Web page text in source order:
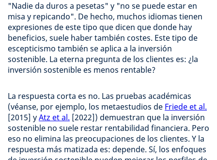
"Nadie da duros a pesetas" y "no se puede estar en
misa y repicando". De hecho, muchos idiomas tienen
expresiones de este tipo que dicen que donde hay
beneficios, suele haber también costes. Este tipo de
escepticismo también se aplica a la inversión
sostenible. La eterna pregunta de los clientes es: ¿la
inversión sostenible es menos rentable?
La respuesta corta es no. Las pruebas académicas
(véanse, por ejemplo, los metaestudios de Friede et al.
[2015] yAtz et al. [2022]) demuestran que la inversión
sostenible no suele restar rentabilidad financiera. Pero
eso no elimina las preocupaciones de los clientes. Y la
respuesta más matizada es: depende. Sí, los enfoques